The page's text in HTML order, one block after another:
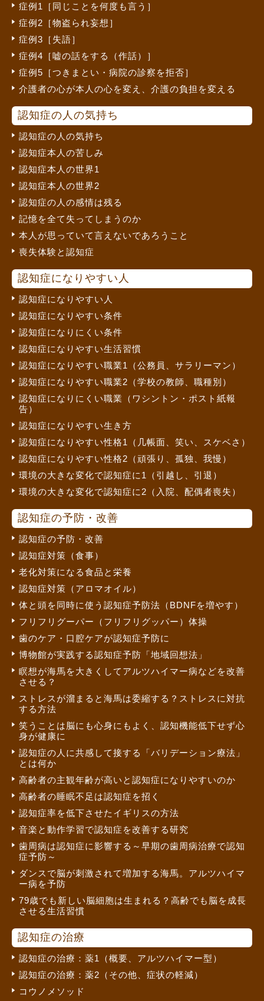
症例1［同じことを何度も言う］
症例2［物盗られ妄想］
症例3［失語］
症例4［嘘の話をする（作話）］
症例5［つきまとい・病院の診察を拒否］
介護者の心が本人の心を変え、介護の負担を変える
認知症の人の気持ち
認知症の人の気持ち
認知症本人の苦しみ
認知症本人の世界1
認知症本人の世界2
認知症の人の感情は残る
記憶を全て失ってしまうのか
本人が思っていて言えないであろうこと
喪失体験と認知症
認知症になりやすい人
認知症になりやすい人
認知症になりやすい条件
認知症になりにくい条件
認知症になりやすい生活習慣
認知症になりやすい職業1（公務員、サラリーマン）
認知症になりやすい職業2（学校の教師、職種別）
認知症になりにくい職業（ワシントン・ポスト紙報
告）
認知症になりやすい生き方
認知症になりやすい性格1（几帳面、笑い、スケベさ）
認知症になりやすい性格2（頑張り、孤独、我慢）
環境の大きな変化で認知症に1（引越し、引退）
環境の大きな変化で認知症に2（入院、配偶者喪失）
認知症の予防・改善
認知症の予防・改善
認知症対策（食事）
老化対策になる食品と栄養
認知症対策（アロマオイル）
体と頭を同時に使う認知症予防法（BDNFを増やす）
フリフリグーパー（フリフリグッパー）体操
歯のケア・口腔ケアが認知症予防に
博物館が実践する認知症予防「地域回想法」
瞑想が海馬を大きくしてアルツハイマー病などを改善
させる？
ストレスが溜まると海馬は委縮する？ストレスに対抗
する方法
笑うことは脳にも心身にもよく、認知機能低下せず心
身が健康に
認知症の人に共感して接する「バリデーション療法」
とは何か
高齢者の主観年齢が高いと認知症になりやすいのか
高齢者の睡眠不足は認知症を招く
認知症率を低下させたイギリスの方法
音楽と動作学習で認知症を改善する研究
歯周病は認知症に影響する～早期の歯周病治療で認知
症予防～
ダンスで脳が刺激されて増加する海馬。アルツハイマ
ー病を予防
79歳でも新しい脳細胞は生まれる？高齢でも脳を成長
させる生活習慣
認知症の治療
認知症の治療：薬1（概要、アルツハイマー型）
認知症の治療：薬2（その他、症状の軽減）
コウノメソッド